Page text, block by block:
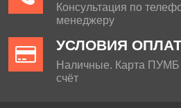
Консультация по
менеджеру
УСЛОВИЯ
Наличные. Карта ПУМБ
счёт